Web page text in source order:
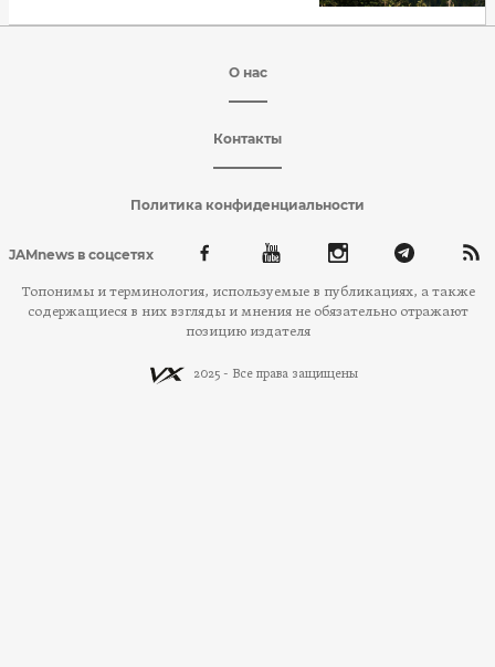
О нас
Контакты
Политика конфиденциальности
JAMnews в соцсетях
Топонимы и терминология, используемые в публикациях, а также
содержащиеся в них взгляды и мнения не обязательно отражают
позицию издателя
2025 - Все права защищены